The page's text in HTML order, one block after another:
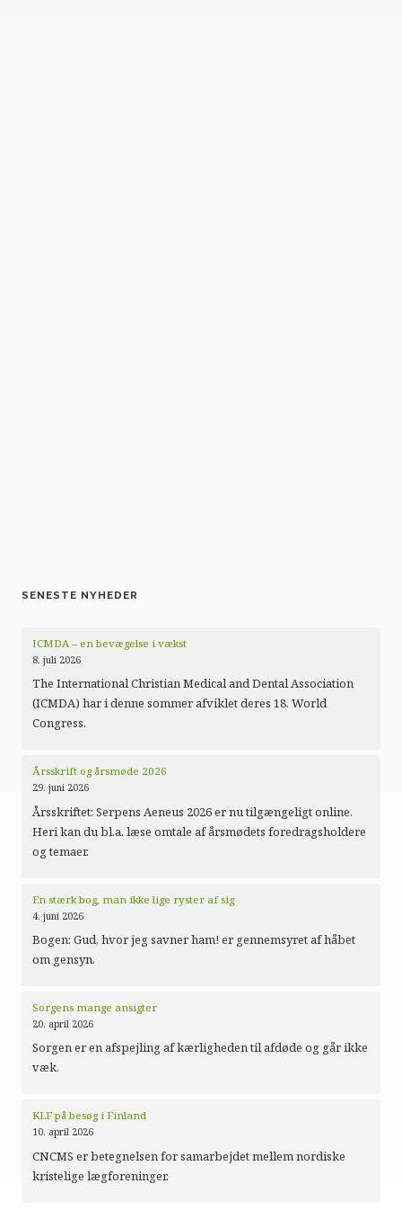
SENESTE NYHEDER
ICMDA – en bevægelse i vækst
8. juli 2026
The International Christian Medical and Dental Association
(ICMDA) har i denne sommer afviklet deres 18. World
Congress.
Årsskrift og årsmøde 2026
29. juni 2026
Årsskriftet: Serpens Aeneus 2026 er nu tilgængeligt online.
Heri kan du bl.a. læse omtale af årsmødets foredragsholdere
og temaer.
En stærk bog, man ikke lige ryster af sig
4. juni 2026
Bogen: Gud, hvor jeg savner ham! er gennemsyret af håbet
om gensyn.
Sorgens mange ansigter
20. april 2026
Sorgen er en afspejling af kærligheden til afdøde og går ikke
væk.
KLF på besøg i Finland
10. april 2026
CNCMS er betegnelsen for samarbejdet mellem nordiske
kristelige lægforeninger.